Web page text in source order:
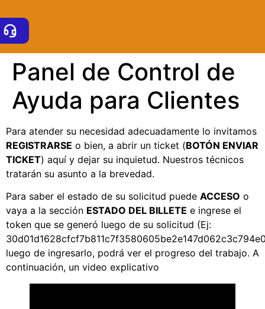
Panel de Control de
Ayuda para Clientes
Para atender su necesidad adecuadamente lo invitamos
REGISTRARSE o bien, a abrir un ticket (BOTÓN ENVIAR
TICKET) aquí y dejar su inquietud. Nuestros técnicos
tratarán su asunto a la brevedad.
Para saber el estado de su solicitud puede ACCESO o
vaya a la sección ESTADO DEL BILLETE e ingrese el
token que se generó luego de su solicitud (Ej:
luego de ingresarlo, podrá ver el progreso del trabajo. A
continuación, un video explicativo